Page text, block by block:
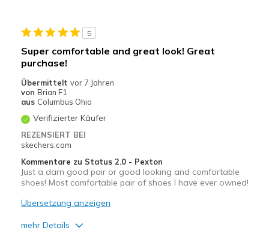
Feels too wide
Sizing
Feels half size too big
View On Shoes
5
Super comfortable and great look! Great
purchase!
Übermittelt vor 7 Jahren
von Brian F1
aus Columbus Ohio
Verifizierter Käufer
REZENSIERT BEI
skechers.com
Kommentare zu Status 2.0 - Pexton
Just a darn good pair or good looking and comfortable
shoes! Most comfortable pair of shoes I have ever owned!
Übersetzung anzeigen
mehr Details